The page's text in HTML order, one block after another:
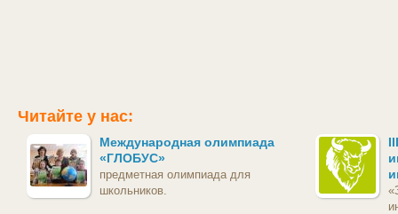
Читайте у нас:
Международная олимпиада
«ГЛОБУС»
предметная олимпиада для
школьников.